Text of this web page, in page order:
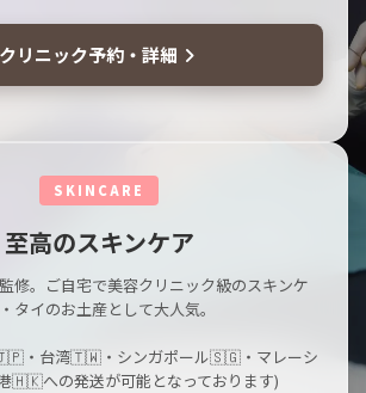
クリニック予約・詳細
SKINCARE
至高のスキンケア
修。ご自宅で美容クリニック級のスキンケ
タイのお土産として大人気。
・台湾🇹🇼・シンガポール🇸🇬・マレーシ
への発送が可能となっております)